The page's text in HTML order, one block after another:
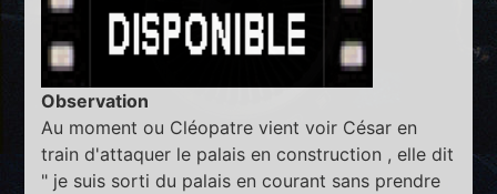
Observation
Au moment ou Cléopatre vient voir César en
train d'attaquer le palais en construction , elle dit
" je suis sorti du palais en courant sans prendre